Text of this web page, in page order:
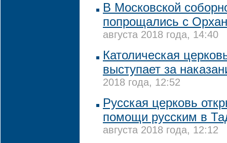
В Московской
попрощались с
августа 2018 года, 14:40
Католическая
выступает за
2018 года, 12:52
Русская церковь
помощи русским в
августа 2018 года, 12:12